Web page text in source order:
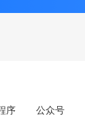
序 公众号